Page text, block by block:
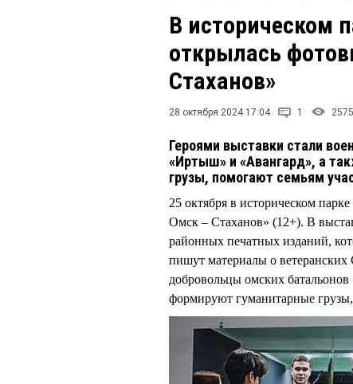
В историческом
открылась
Стаханов»
28 октября 2024 17:04 1 2575
Героями выставки стали
«Иртыш» и «Авангард», а
грузы, помогают семьям
25 октября в историческом
Омск – Стаханов» (12+). В
районных печатных изданий,
пишут материалы о
добровольцы омских
формируют гуманитарные